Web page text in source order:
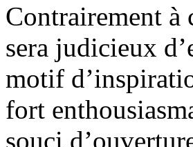
Contrairement à
sera judicieux
motif
fort
souci